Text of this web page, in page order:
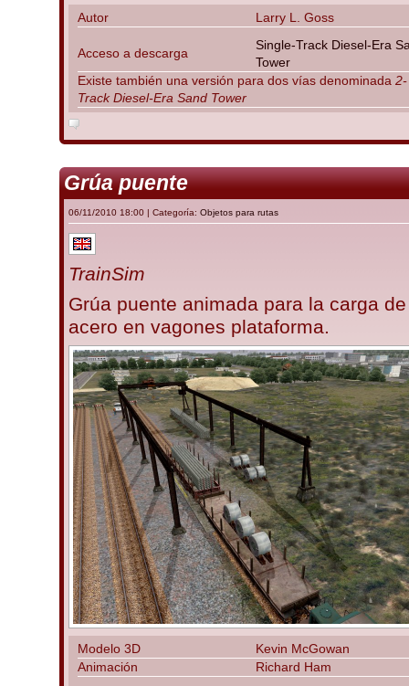
Autor Larry L. Goss
Acceso a descarga
Single-Track Diesel-Era
Tower
Existe también una versión para dos vías denominada 2-
Track Diesel-Era Sand Tower
Grúa puente
06/11/2010 18:00 | Categoría: Objetos para rutas
TrainSim
Grúa puente animada para la carga
acero en vagones plataforma.
Modelo 3D
Kevin McGowan
Animación
Richard Ham